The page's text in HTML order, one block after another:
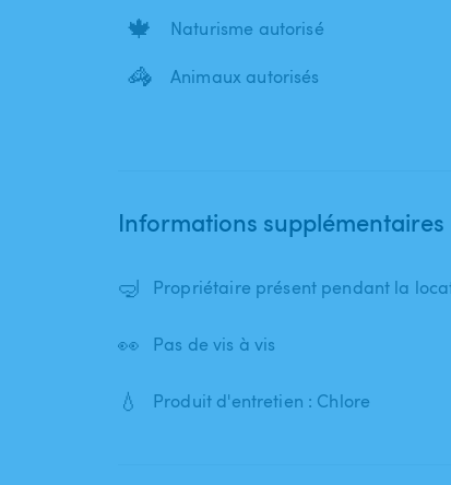
🍁 Naturisme autorisé
🦓 Animaux autorisés
Informations supplémentaires
🤿 Propriétaire présent pendant la
👀 Pas de vis à vis
💧 Produit d'entretien : Chlore